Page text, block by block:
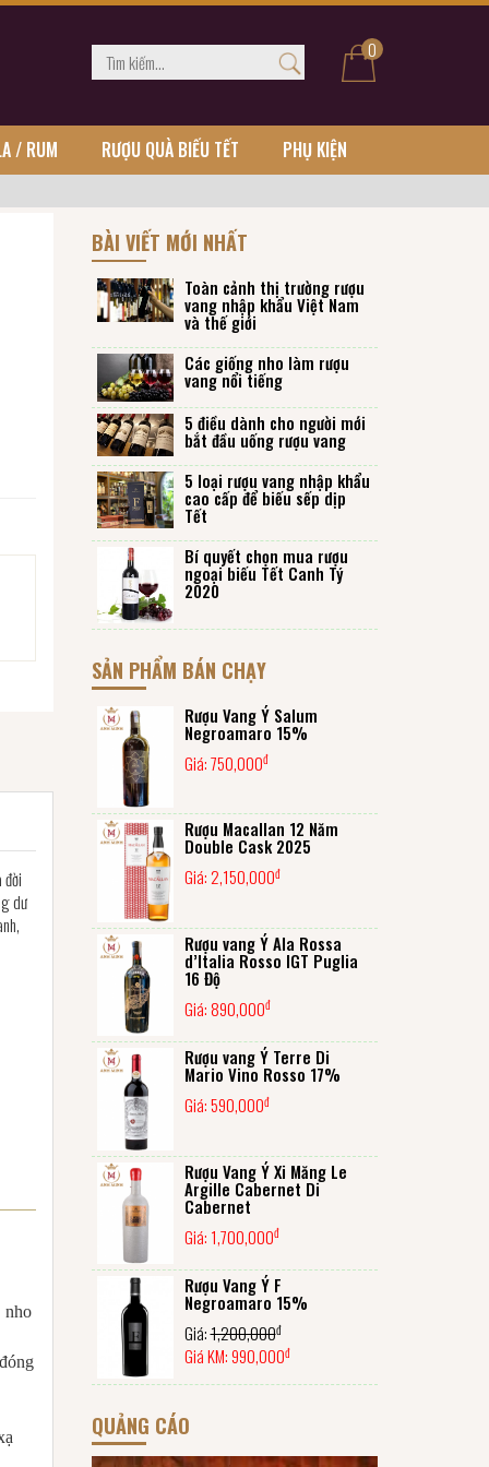
0
/ RUM RƯỢU QUÀ BIẾU TẾT PHỤ KIỆN
dư
nho
BÀI VIẾT MỚI NHẤT
Toàn cảnh thị trường rượu
vang nhập khẩu Việt Nam
và thế giới
Các giống nho làm rượu
vang nổi tiếng
5 điều dành cho người mới
bắt đầu uống rượu vang
5 loại rượu vang nhập khẩu
cao cấp để biếu sếp dịp
Tết
Bí quyết chọn mua rượu
ngoại biếu Tết Canh Tý
2020
SẢN PHẨM BÁN CHẠY
Rượu Vang Ý Salum
Negroamaro 15%
Giá:750,000đ
Rượu Macallan 12 Năm
Double Cask 2025
Giá: 2,150,000đ
Rượu vang Ý Ala Rossa
d’Italia Rosso IGT Puglia
16 Độ
Giá:890,000đ
Rượu vang Ý Terre Di
Mario Vino Rosso 17%
Giá:590,000đ
Rượu Vang Ý Xi Măng Le
Argille Cabernet Di
Cabernet
Giá: 1,700,000đ
Rượu Vang Ý F
Negroamaro 15%
Giá:1,200,000đ
Giá KM:990,000đ
QUẢNG CÁO